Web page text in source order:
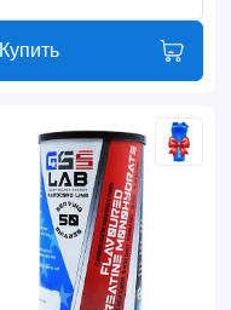
Купить